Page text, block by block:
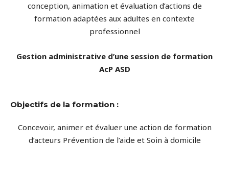
conception, animation et évaluation d’actions de
formation adaptées aux adultes en contexte
professionnel
Gestion administrative d’une session de formation
AcP ASD
Objectifs de la formation :
Concevoir, animer et évaluer une action de formation
d’acteurs Prévention de l’aide et Soin à domicile